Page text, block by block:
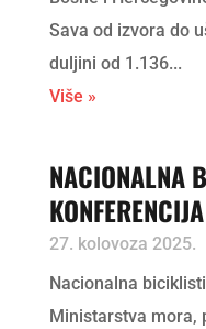
Sava od izvora do
duljini od 1.136...
Više »
NACIONALNA
27. kolovoza 2025.
Nacionalna
Ministarstva